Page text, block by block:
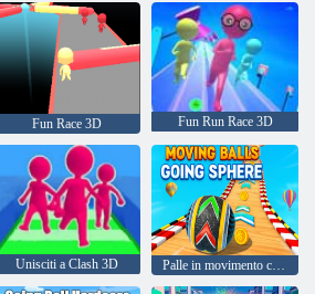
Fun Race 3D Fun Run Race 3D
Unisciti a Clash 3D Palle in movimento che vanno nella sfera